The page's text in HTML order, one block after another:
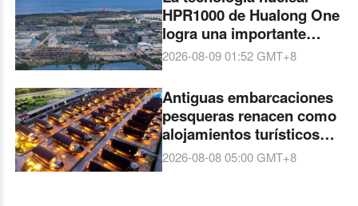
HPR1000 de Hualong One
logra una importante
mejora
2026-08-09 01:52GMT+8
Antiguas embarcaciones
pesqueras renacen como
alojamientos turísticos
frente al mar en
2026-08-08 05:00GMT+8